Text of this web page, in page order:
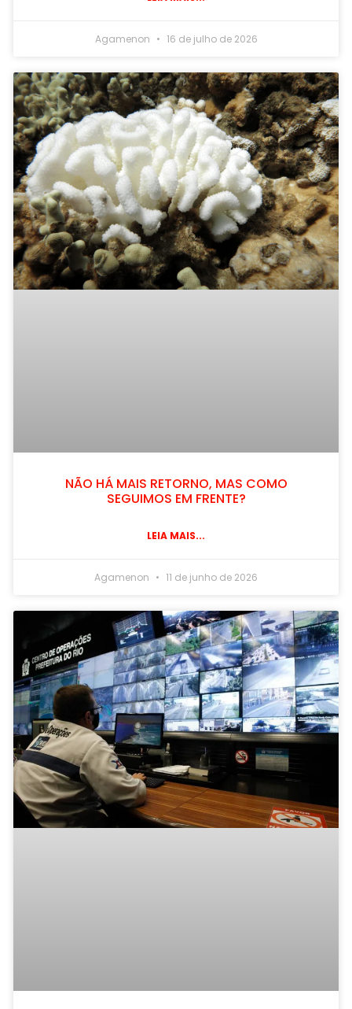
Agamenon 16 de julho de 2026
NÃO HÁ MAIS RETORNO, MAS COMO
SEGUIMOS EM FRENTE?
LEIA MAIS...
Agamenon 11 de junho de 2026